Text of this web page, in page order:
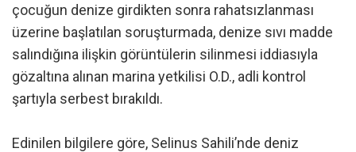
çocuğun denize girdikten sonra rahatsızlanması
üzerine başlatılan soruşturmada, denize sıvı madde
salındığına ilişkin görüntülerin silinmesi iddiasıyla
gözaltına alınan marina yetkilisi O.D., adli kontrol
şartıyla serbest bırakıldı.
Edinilen bilgilere göre, Selinus Sahili’nde deniz